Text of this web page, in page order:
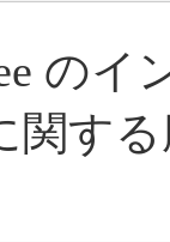
の
関す